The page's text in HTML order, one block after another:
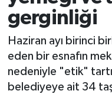
gerginliği
Haziran ayı birinci
eden bir esnafın
nedeniyle "etik"
belediyeye ait 34